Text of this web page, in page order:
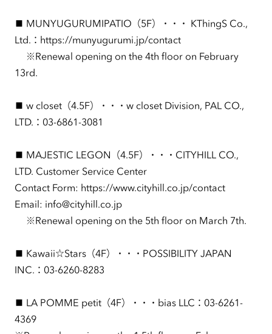
■ MUNYUGURUMIPATIO（5F）・・・ KThingS Co.,
Ltd.：https://munyugurumi.jp/contact
※Renewal opening on the 4th floor on February
13rd.
■ w closet（4.5F）・・・w closet Division, PAL CO.,
LTD.：03-6861-3081
■ MAJESTIC LEGON（4.5F）・・・CITYHILL CO.,
LTD. Customer Service Center
Contact Form: https://www.cityhill.co.jp/contact
Email: info@cityhill.co.jp
※Renewal opening on the 5th floor on March 7th.
■ Kawaii☆Stars（4F）・・・POSSIBILITY JAPAN
INC.：03-6260-8283
■ LA POMME petit（4F）・・・bias LLC：03-6261-
4369